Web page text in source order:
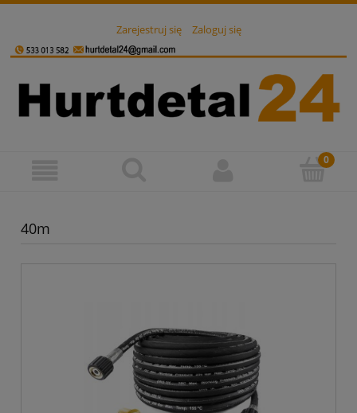
Zarejestruj się Zaloguj się
40m